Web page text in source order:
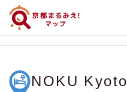
NOKU Kyoto